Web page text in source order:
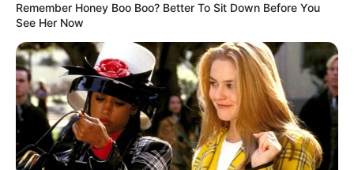
Remember Honey Boo Boo? Better To Sit Down Before You
See Her Now